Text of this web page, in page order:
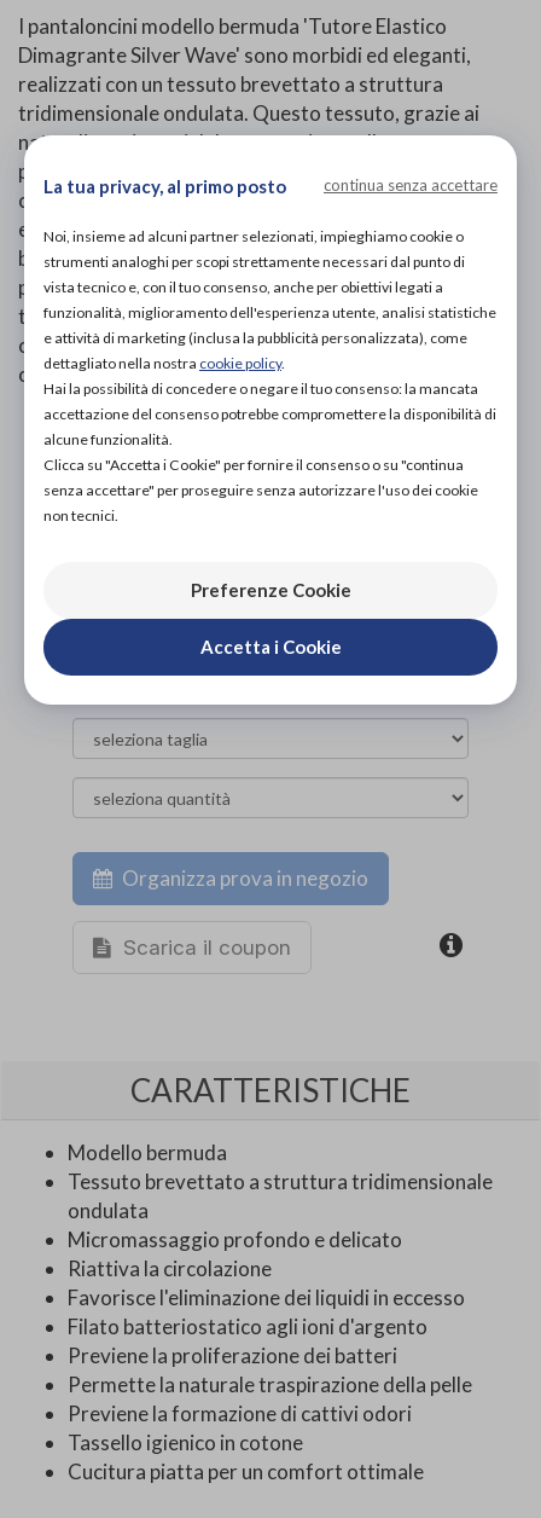
I pantaloncini modello bermuda 'Tutore Elastico
Dimagrante Silver Wave' sono morbidi ed eleganti,
realizzati con un tessuto brevettato a struttura
tridimensionale ondulata. Questo tessuto, grazie ai
naturali movimenti del corpo, agisce sulla cute con un
profondo e delicato micromassaggio, riattivando la
circolazione e favorendo l'eliminazione dei liquidi in
eccesso. Realizzati con uno speciale filato
batteriostatico agli ioni d'argento, ostacolano la
proliferazione dei batteri, permettendo la naturale
traspirazione della pelle e prevenendo la formazione di
cattivi odori. Sono dotati di un tassello igienico in
cotone e cucitura piatta per un comfort ottimale.
PROVA E ACQUISTA IN NEGOZIO
DA51,90€
PROVA E NOLEGGIA IN NEGOZIO
ACQUISTA ONLINE
Organizza prova in negozio
Scarica il coupon
CARATTERISTICHE
Modello bermuda
Tessuto brevettato a struttura tridimensionale
ondulata
Micromassaggio profondo e delicato
Riattiva la circolazione
Favorisce l'eliminazione dei liquidi in eccesso
Filato batteriostatico agli ioni d'argento
Previene la proliferazione dei batteri
Permette la naturale traspirazione della pelle
Previene la formazione di cattivi odori
Tassello igienico in cotone
Cucitura piatta per un comfort ottimale
La tua privacy, al primo posto continua senza accettare
Noi, insieme ad alcuni partner selezionati, impieghiamo cookie o
strumenti analoghi per scopi strettamente necessari dal punto di
vista tecnico e, con il tuo consenso, anche per obiettivi legati a
funzionalità, miglioramento dell'esperienza utente, analisi statistiche
e attività di marketing (inclusa la pubblicità personalizzata), come
dettagliato nella nostra cookie policy.
Hai la possibilità di concedere o negare il tuo consenso: la mancata
accettazione del consenso potrebbe compromettere la disponibilità di
alcune funzionalità.
Clicca su "Accetta i Cookie" per fornire il consenso o su "continua
senza accettare" per proseguire senza autorizzare l'uso dei cookie
non tecnici.
Preferenze Cookie
Accetta i Cookie